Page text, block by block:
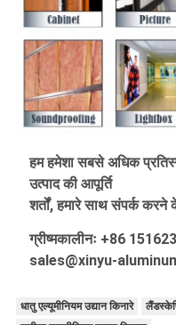
हम हमेशा सबसे अधिक
उत्पाद की आपूर्ति
शर्तों, हमारे साथ संपर्क करने
ग्रीष्मकालीनः +86
sales@xinyu-
धातु एल्यूमीनियम उद्यान किनारे